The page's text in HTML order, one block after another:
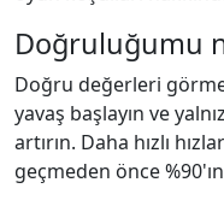
Doğruluğumu
Doğru değerleri
yavaş başlayın ve
artırın. Daha hızlı
geçmeden önce